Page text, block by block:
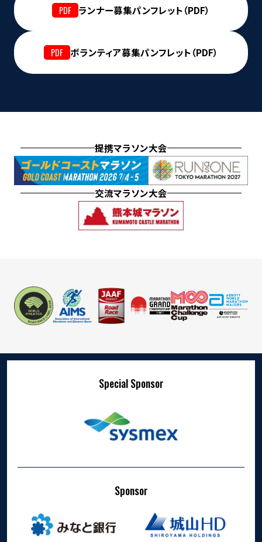
ランナー募集パンフレット（PDF）
ボランティア募集パンフレット（PDF）
提携マラソン大会
交流マラソン大会
Special Sponsor
Sponsor